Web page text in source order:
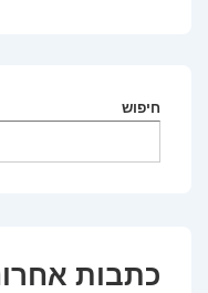
תומכת
להט"ב
חיפוש
כתבות